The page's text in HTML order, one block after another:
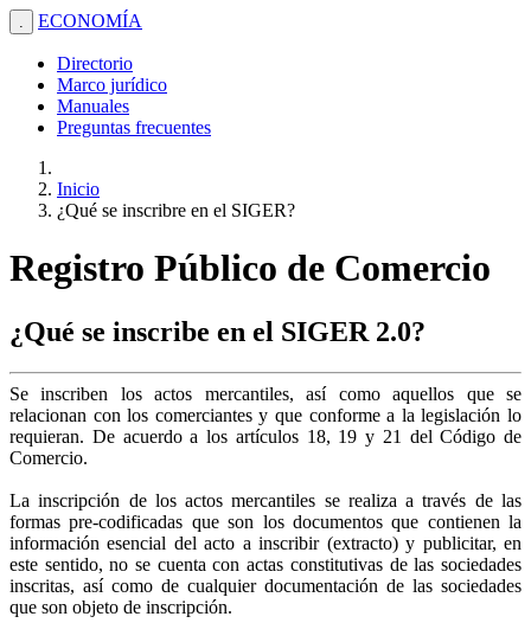
. ECONOMÍA
Directorio
Marco jurídico
Manuales
Preguntas frecuentes
Inicio
¿Qué se inscribre en el SIGER?
Registro Público de Comercio
¿Qué se inscribe en el SIGER 2.0?
Se inscriben los actos mercantiles, así como aquellos que se
relacionan con los comerciantes y que conforme a la legislación lo
requieran. De acuerdo a los artículos 18, 19 y 21 del Código de
Comercio.
La inscripción de los actos mercantiles se realiza a través de las
formas pre-codificadas que son los documentos que contienen la
información esencial del acto a inscribir (extracto) y publicitar, en
este sentido, no se cuenta con actas constitutivas de las sociedades
inscritas, así como de cualquier documentación de las sociedades
que son objeto de inscripción.